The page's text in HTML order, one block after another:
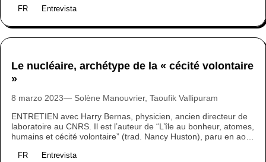
nous éclaire sur les racines insoupçonnées du management
FR Entrevista
Le nucléaire, archétype de la « cécité volontaire
»
8 marzo 2023 Solène Manouvrier, Taoufik Vallipuram
ENTRETIEN avec Harry Bernas, physicien, ancien directeur de
laboratoire au CNRS. Il est l’auteur de “L’île au bonheur, atomes,
humains et cécité volontaire” (trad. Nancy Huston), paru en août
s’apprêtent à traverser une crise énergétique sans précédent,
FR Entrevista